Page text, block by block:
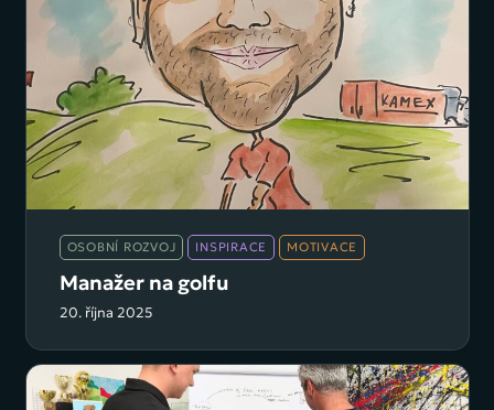
OSOBNÍ ROZVOJ INSPIRACE MOTIVACE
Manažer na golfu
20. října 2025